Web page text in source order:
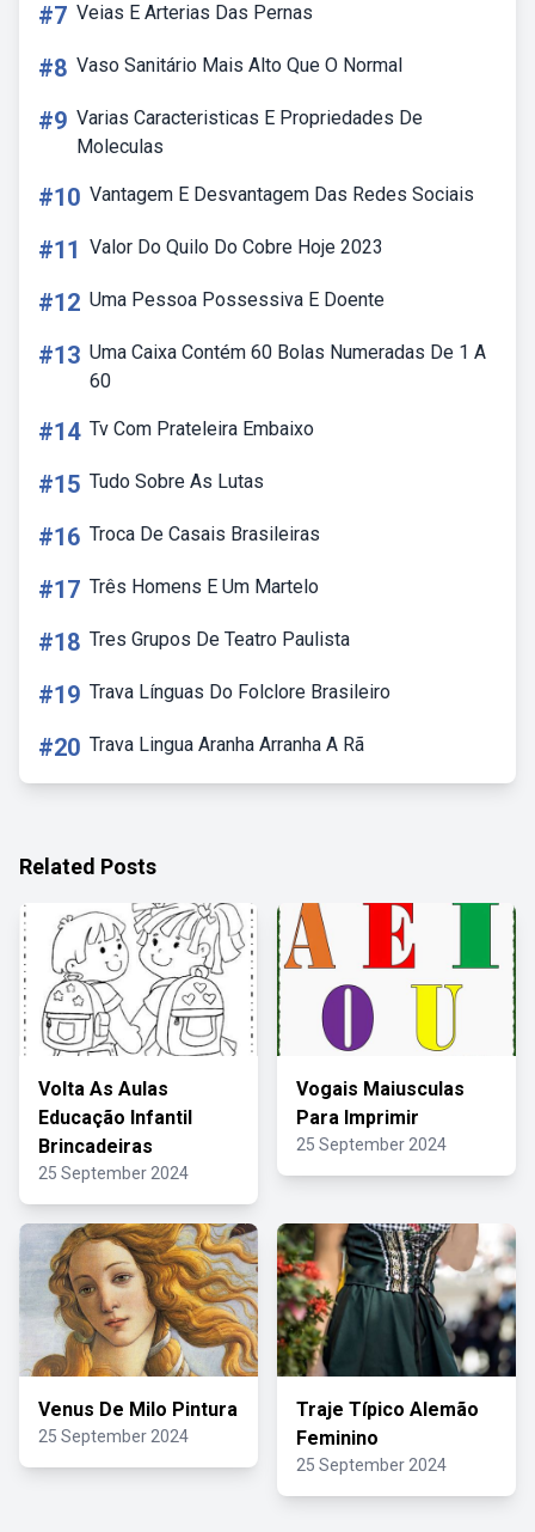
#7 Veias E Arterias Das Pernas
#8 Vaso Sanitário Mais Alto Que O Normal
#9 Varias Caracteristicas E Propriedades De
Moleculas
#10 Vantagem E Desvantagem Das Redes Sociais
#11 Valor Do Quilo Do Cobre Hoje 2023
#12 Uma Pessoa Possessiva E Doente
#13 Uma Caixa Contém 60 Bolas Numeradas De 1 A
60
#14 Tv Com Prateleira Embaixo
#15 Tudo Sobre As Lutas
#16 Troca De Casais Brasileiras
#17 Três Homens E Um Martelo
#18 Tres Grupos De Teatro Paulista
#19 Trava Línguas Do Folclore Brasileiro
#20 Trava Lingua Aranha Arranha A Rã
Related Posts
Volta As Aulas
Educação Infantil
Brincadeiras
25 September 2024
Vogais Maiusculas
Para Imprimir
25 September 2024
Venus De Milo Pintura
25 September 2024
Traje Típico Alemão
Feminino
25 September 2024